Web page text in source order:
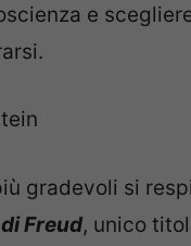
e
gradevoli si
Freud, unico